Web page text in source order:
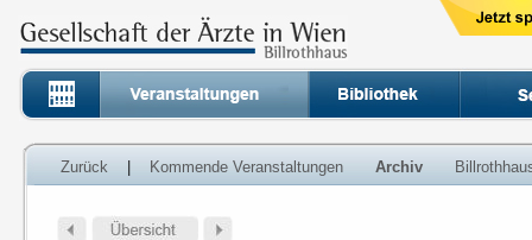
Zurück Kommende Veranstaltungen Archiv